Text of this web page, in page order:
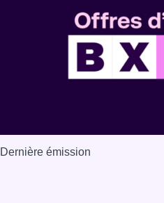
Dernière émission